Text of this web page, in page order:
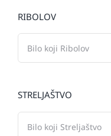
RIBOLOV
STRELJAŠTVO